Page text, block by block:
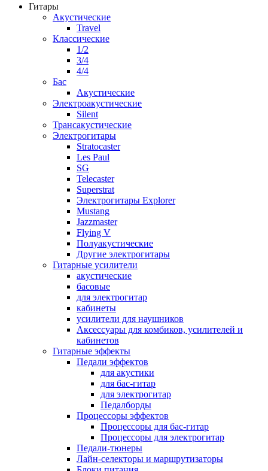
Гитары
Акустические
Travel
Классические
1/2
3/4
4/4
Бас
Акустические
Электроакустические
Silent
Трансакустические
Электрогитары
Stratocaster
Les Paul
SG
Telecaster
Superstrat
Электрогитары Explorer
Mustang
Jazzmaster
Flying V
Полуакустические
Другие электрогитары
Гитарные усилители
акустические
басовые
для электрогитар
кабинеты
усилители для наушников
Аксессуары для комбиков, усилителей и
кабинетов
Гитарные эффекты
Педали эффектов
для акустики
для бас-гитар
для электрогитар
Педалборды
Процессоры эффектов
Процессоры для бас-гитар
Процессоры для электрогитар
Педали-тюнеры
Лайн-селекторы и маршрутизаторы